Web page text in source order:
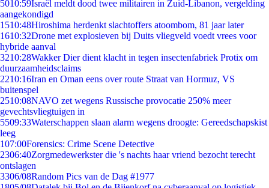
5010:59Israël meldt dood twee militairen in Zuid-Libanon, vergelding
aangekondigd
1510:48Hiroshima herdenkt slachtoffers atoombom, 81 jaar later
1610:32Drone met explosieven bij Duits vliegveld voedt vrees voor
hybride aanval
3210:28Wakker Dier dient klacht in tegen insectenfabriek Protix om
duurzaamheidsclaims
2210:16Iran en Oman eens over route Straat van Hormuz, VS
buitenspel
2510:08NAVO zet wegens Russische provocatie 250% meer
gevechtsvliegtuigen in
5509:33Waterschappen slaan alarm wegens droogte: Gereedschapskist
leeg
107:00Forensics: Crime Scene Detective
2306:40Zorgmedewerkster die 's nachts haar vriend bezocht terecht
ontslagen
3306/08Random Pics van de Dag #1977